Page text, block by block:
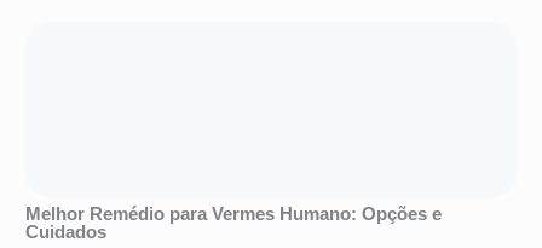
Melhor Remédio para Vermes Humano: Opções e
Cuidados